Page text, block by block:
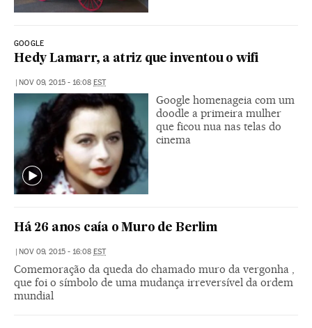
GOOGLE
Hedy Lamarr, a atriz que inventou o wifi
| NOV 09, 2015 - 16:08 EST
Google homenageia com um
doodle a primeira mulher
que ficou nua nas telas do
cinema
Há 26 anos caía o Muro de Berlim
| NOV 09, 2015 - 16:08 EST
Comemoração da queda do chamado muro da vergonha ,
que foi o símbolo de uma mudança irreversível da ordem
mundial